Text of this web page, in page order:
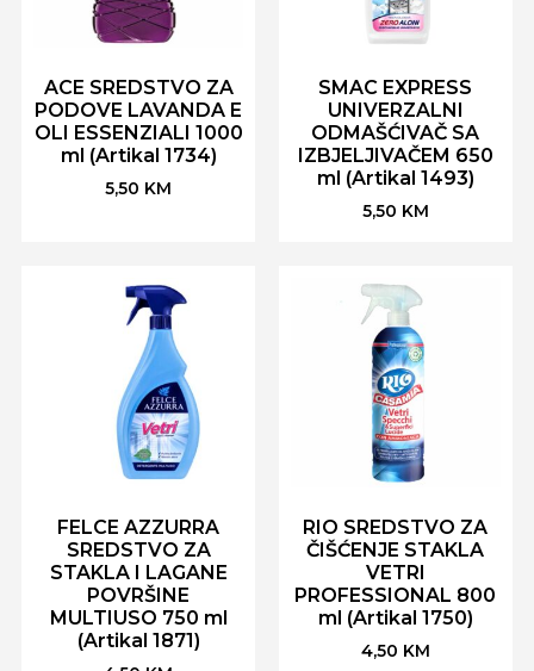
ACE SREDSTVO ZA
PODOVE LAVANDA E
OLI ESSENZIALI 1000
ml (Artikal 1734)
5,50 KM
SMAC EXPRESS
UNIVERZALNI
ODMAŠĆIVAČ SA
IZBJELJIVAČEM 650
ml (Artikal 1493)
5,50 KM
FELCE AZZURRA
SREDSTVO ZA
STAKLA I LAGANE
POVRŠINE
MULTIUSO 750 ml
(Artikal 1871)
RIO SREDSTVO ZA
ČIŠĆENJE STAKLA
VETRI
PROFESSIONAL 800
ml (Artikal 1750)
4,50 KM